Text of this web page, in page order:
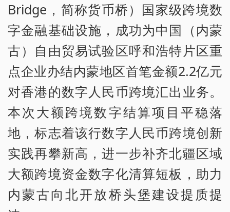
Bridge，简称货币桥）国家级跨境数
字金融基础设施，成功为中国（内蒙
古）自由贸易试验区呼和浩特片区重
点企业办结内蒙地区首笔金额2.2亿元
对香港的数字人民币跨境汇出业务。
本次大额跨境数字结算项目平稳落
地，标志着该行数字人民币跨境创新
实践再攀新高，进一步补齐北疆区域
大额跨境资金数字化清算短板，助力
内蒙古向北开放桥头堡建设提质提